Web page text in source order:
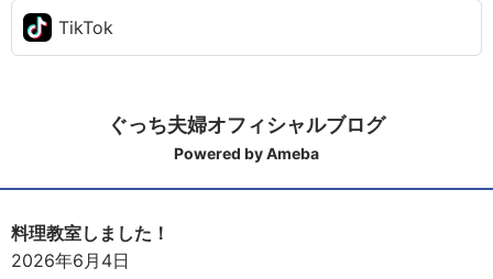
TikTok
ぐっち夫婦オフィシャルブログ
Powered by Ameba
料理教室しました！
2026年6月4日